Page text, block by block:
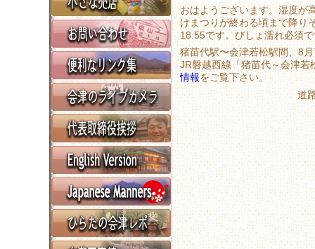
おはようございます。湿度が
けまつりが終わる頃まで降り
18:55です。びしょ濡れ必須
猪苗代駅〜会津若松駅間、8
JR磐越西線「猪苗代～会津若
情報をご覧下さい。
道